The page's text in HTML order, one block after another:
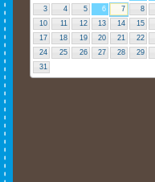
3
4 5 6 7 8
10
11 12 13 14 15
17
18 19 20 21 22
24
25 26 27 28 29
31